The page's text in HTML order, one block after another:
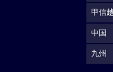
甲信越
中国
九州